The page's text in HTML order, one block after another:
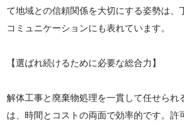
て地域との信頼関係を大切にする姿勢は、
コミュニケーションにも表れています。
【選ばれ続けるために必要な総合力】
解体工事と廃棄物処理を一貫して任せられ
は、時間とコストの両面で効率的です。許